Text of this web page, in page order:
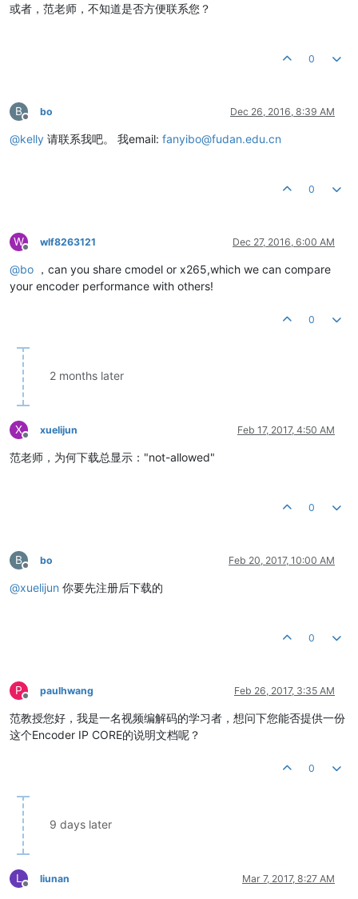
或者，范老师，不知道是否方便联系您？
0
B
Offline
bo Dec 26, 2016, 8:39 AM
@kelly 请联系我吧。 我email: fanyibo@fudan.edu.cn
0
W
Offline
wlf8263121 Dec 27, 2016, 6:00 AM
@bo ，can you share cmodel or x265,which we can compare
your encoder performance with others!
0
2 months later
X
Offline
xuelijun Feb 17, 2017, 4:50 AM
范老师，为何下载总显示："not-allowed"
0
B
Offline
bo Feb 20, 2017, 10:00 AM
@xuelijun 你要先注册后下载的
0
P
Offline
paulhwang Feb 26, 2017, 3:35 AM
范教授您好，我是一名视频编解码的学习者，想问下您能否提供一份
这个Encoder IP CORE的说明文档呢？
0
9 days later
L
Offline
liunan Mar 7, 2017, 8:27 AM